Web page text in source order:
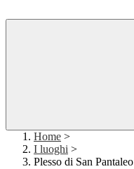
Home >
I luoghi >
Plesso di San Pantaleo